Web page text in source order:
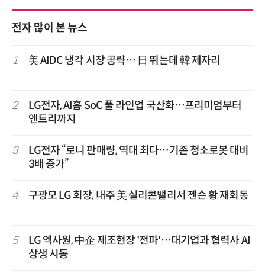
전자 많이 본 뉴스
1 美 AIDC 냉각 시장 공략… 日 뛰는데 韓 제자리
2
LG전자, AI홈 SoC 풀 라인업 국산화…프리미엄부터
엔트리까지
3
LG전자 “로니 판매량, 역대 최다…기존 청소로봇 대비
3배 증가”
4 구광모 LG 회장, 내주 美 실리콘밸리서 젠슨 황 재회동
5
LG 엑사원, 中企 제조현장 '전파'…대기업과 협력사 AI
상생 시동